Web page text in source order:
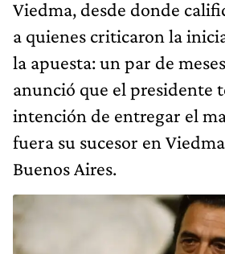
Viedma, desde donde
a quienes criticaron la
la apuesta: un par de
anunció que el presidente
intención de entregar el
fuera su sucesor en
Buenos Aires.